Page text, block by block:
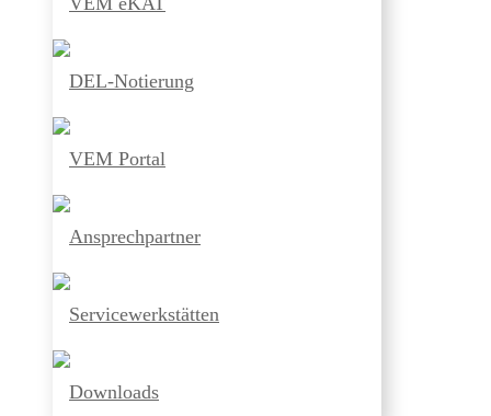
DEL-Notierung
VEM Portal
Ansprechpartner
Servicewerkstätten
Downloads